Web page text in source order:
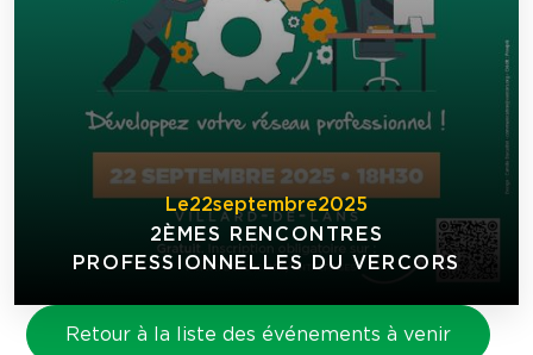
Le22septembre2025
2ÈMES RENCONTRES
PROFESSIONNELLES DU VERCORS
Retour à la liste des événements à venir